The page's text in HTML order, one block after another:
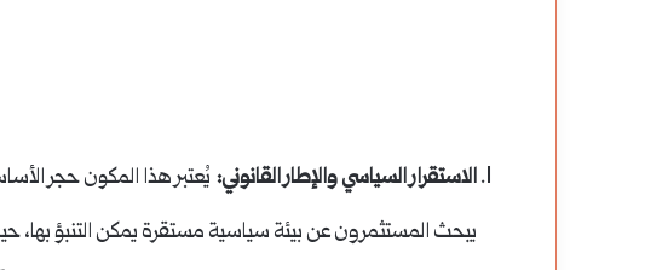
الاستقرار السياسي والإطار القانوني: يُعتبر هذا المكون حجر
يبحث المستثمرون عن بيئة سياسية مستقرة يمكن التنبؤ بها،
تحديات
الزواج في القرن الـ 21: تحديات العصر
وتحولات المفاهيم